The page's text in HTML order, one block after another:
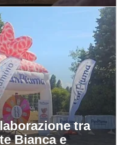
tra
Bianca e